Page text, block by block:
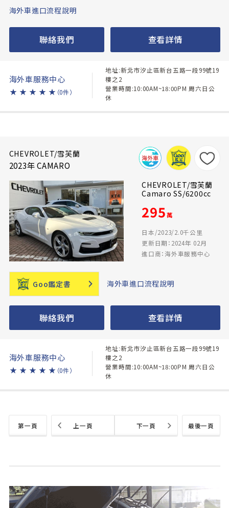
海外車進口流程說明
聯絡我們 查看詳情
海外車服務中心
★ ★ ★ ★ ★ （0件）
地址:新北市汐止區新台五路一段99號19
樓之2
營業時間:10:00AM~18:00PM 周六日公
休
CHEVROLET/雪芙蘭
2023年 CAMARO
CHEVROLET/雪芙蘭
Camaro SS/6200cc
295萬
日本/2023/2.0千公里
更新日期：2024年 02月
進口商：海外車服務中心
Goo鑑定書 海外車進口流程說明
聯絡我們 查看詳情
海外車服務中心
★ ★ ★ ★ ★ （0件）
地址:新北市汐止區新台五路一段99號19
樓之2
營業時間:10:00AM~18:00PM 周六日公
休
第一頁 最後一頁
上一頁 下一頁